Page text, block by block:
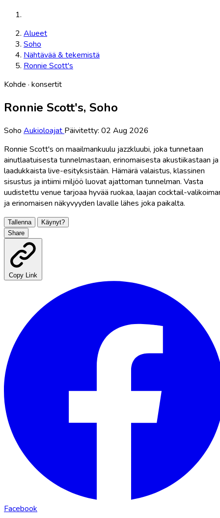
Alueet
Soho
Nähtävää & tekemistä
Ronnie Scott's
Kohde · konsertit
Ronnie Scott's, Soho
Soho Aukioloajat Päivitetty: 02 Aug 2026
Ronnie Scott's on maailmankuulu jazzkluubi, joka tunnetaan
ainutlaatuisesta tunnelmastaan, erinomaisesta akustiikastaan ja
laadukkaista live-esityksistään. Hämärä valaistus, klassinen
sisustus ja intiimi miljöö luovat ajattoman tunnelman. Vasta
uudistettu venue tarjoaa hyvää ruokaa, laajan cocktail-
ja erinomaisen näkyvyyden lavalle lähes joka paikalta.
Tallenna
Käynyt?
Share
Copy Link
Facebook